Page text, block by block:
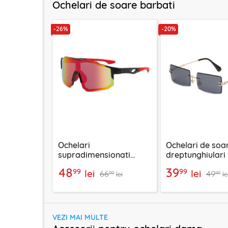
Ochelari de soare barbati
-26%
Ochelari
supradimensionati
rosu
4899 lei 6699 lei
-20%
Ochelari de
dreptunghiulari
16031-C11
3999 lei 4999
VEZI MAI MULTE